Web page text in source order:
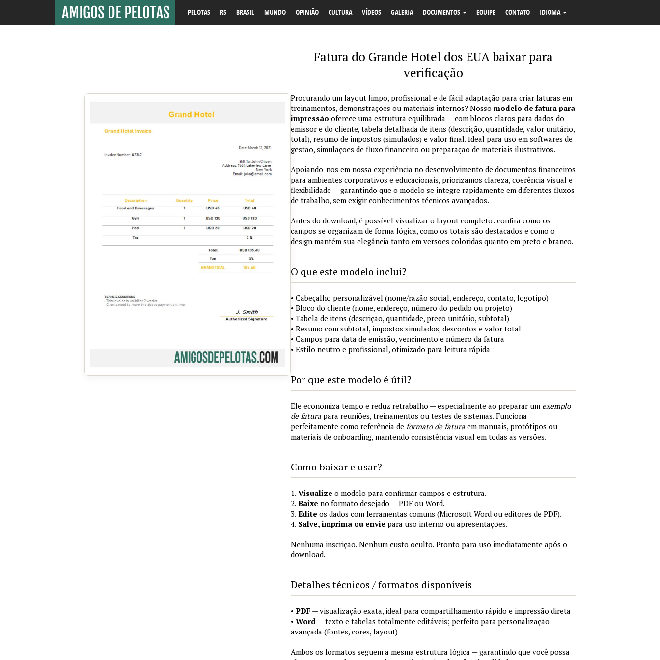
PELOTAS RS BRASIL MUNDO OPINIÃO CULTURA VÍDEOS GALERIA DOCUMENTOS EQUIPE CONTATO IDIOMA
Fatura do Grande Hotel dos EUA baixar para
verificação
Procurando um layout limpo, profissional e de fácil adaptação para criar faturas em
treinamentos, demonstrações ou materiais internos? Nosso modelo de fatura para
impressão oferece uma estrutura equilibrada — com blocos claros para dados do
emissor e do cliente, tabela detalhada de itens (descrição, quantidade, valor unitário,
total), resumo de impostos (simulados) e valor final. Ideal para uso em softwares de
gestão, simulações de fluxo financeiro ou preparação de materiais ilustrativos.
Apoiando-nos em nossa experiência no desenvolvimento de documentos financeiros
para ambientes corporativos e educacionais, priorizamos clareza, coerência visual e
flexibilidade — garantindo que o modelo se integre rapidamente em diferentes fluxos
de trabalho, sem exigir conhecimentos técnicos avançados.
Antes do download, é possível visualizar o layout completo: confira como os
campos se organizam de forma lógica, como os totais são destacados e como o
design mantém sua elegância tanto em versões coloridas quanto em preto e branco.
O que este modelo inclui?
• Cabeçalho personalizável (nome/razão social, endereço, contato, logotipo)
• Bloco do cliente (nome, endereço, número do pedido ou projeto)
• Tabela de itens (descrição, quantidade, preço unitário, subtotal)
• Resumo com subtotal, impostos simulados, descontos e valor total
• Campos para data de emissão, vencimento e número da fatura
• Estilo neutro e profissional, otimizado para leitura rápida
Por que este modelo é útil?
Ele economiza tempo e reduz retrabalho — especialmente ao preparar um exemplo
de fatura para reuniões, treinamentos ou testes de sistemas. Funciona
perfeitamente como referência de formato de fatura em manuais, protótipos ou
materiais de onboarding, mantendo consistência visual em todas as versões.
Como baixar e usar?
1. Visualize o modelo para confirmar campos e estrutura.
2. Baixe no formato desejado — PDF ou Word.
3. Edite os dados com ferramentas comuns (Microsoft Word ou editores de PDF).
4. Salve, imprima ou envie para uso interno ou apresentações.
Nenhuma inscrição. Nenhum custo oculto. Pronto para uso imediatamente após o
download.
Detalhes técnicos / formatos disponíveis
• PDF — visualização exata, ideal para compartilhamento rápido e impressão direta
• Word — texto e tabelas totalmente editáveis; perfeito para personalização
avançada (fontes, cores, layout)
Ambos os formatos seguem a mesma estrutura lógica — garantindo que você possa